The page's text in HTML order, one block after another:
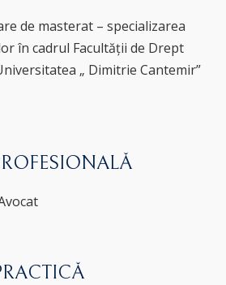
de masterat – specializarea
în cadrul Facultății de Drept
„ Dimitrie Cantemir”